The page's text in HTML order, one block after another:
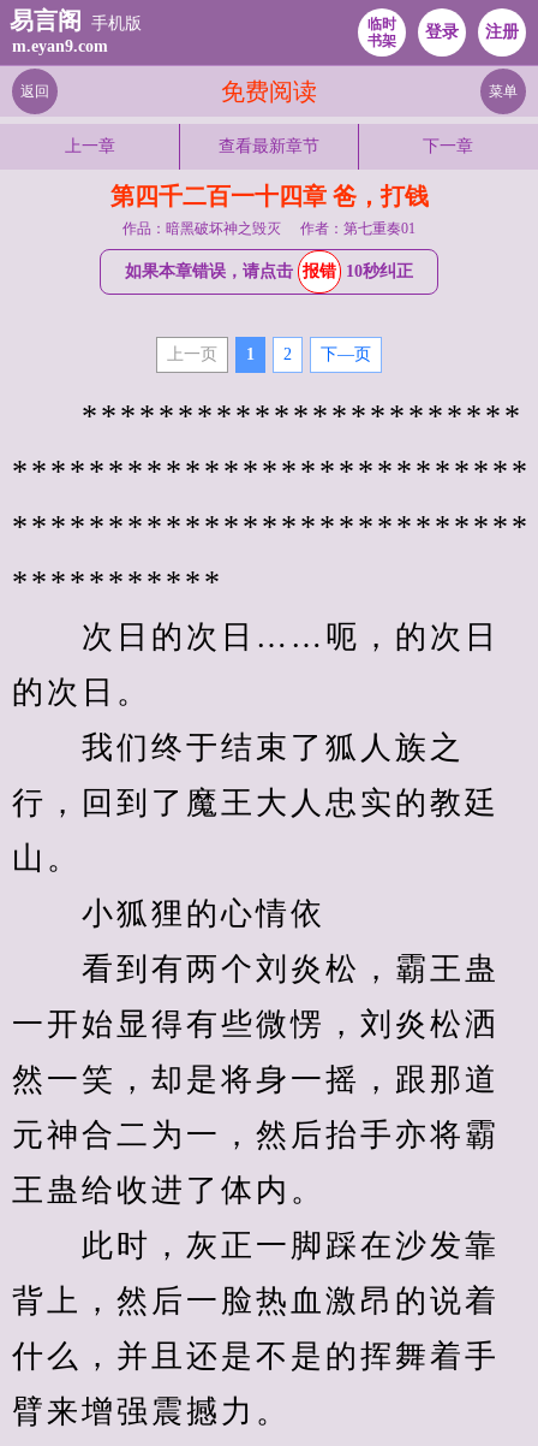
易言阁
手机版
m.eyan9.com
临时
书架
登录 注册
免费阅读
返回 菜单
上一章 查看最新章节 下一章
第四千二百一十四章 爸，打钱
作品：暗黑破坏神之毁灭 作者：第七重奏01
如果本章错误，请点击 报错 10秒纠正
上一页 1 2 下—页
***********************
***************************
***************************
***********
次日的次日……呃，的次日
的次日。
我们终于结束了狐人族之
行，回到了魔王大人忠实的教廷
山。
小狐狸的心情依
看到有两个刘炎松，霸王蛊
一开始显得有些微愣，刘炎松洒
然一笑，却是将身一摇，跟那道
元神合二为一，然后抬手亦将霸
王蛊给收进了体内。
此时，灰正一脚踩在沙发靠
背上，然后一脸热血激昂的说着
什么，并且还是不是的挥舞着手
臂来增强震撼力。